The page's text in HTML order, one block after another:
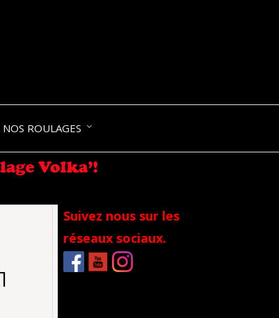
NOS ROULAGES
Suivez nous sur les
réseaux sociaux.